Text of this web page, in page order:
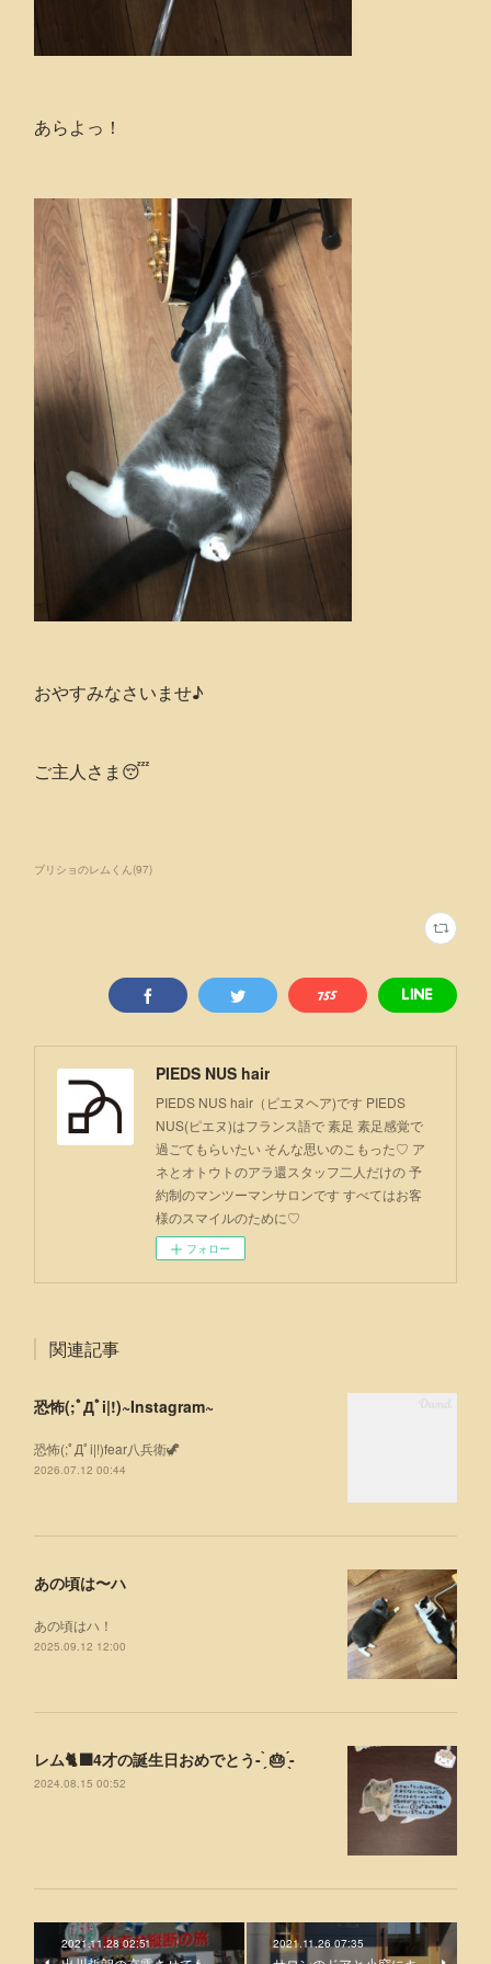
あらよっ！
おやすみなさいませ♪
ご主人さま😴
ブリショのレムくん (97)
PIEDS NUS hair
PIEDS NUS hair（ピエヌヘア)です PIEDS
NUS(ピエヌ)はフランス語で 素足 素足感覚で
過ごてもらいたい そんな思いのこもった♡ ア
ネとオトウトのアラ還スタッフ二人だけの 予
約制のマンツーマンサロンです すべてはお客
様のスマイルのために♡
フォロー
関連記事
恐怖(;ﾟДﾟi|!)⁡~Instagram~
恐怖(;ﾟДﾟi|!)⁡fear八兵衛🦖
2026.07.12 00:44
あの頃は〜ハ
あの頃はハ！
2025.09.12 12:00
レム🐈‍⬛4才の誕生日おめでとう- ̗̀ 🎂 ̖́-
2024.08.15 00:52
2021.11.28 02:51 2021.11.26 07:35